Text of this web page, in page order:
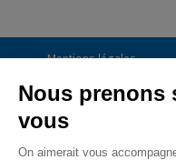
Mentions légales
Conditions Générales
CGU
Informations générales
Nous prenons
vous
On aimerait vous